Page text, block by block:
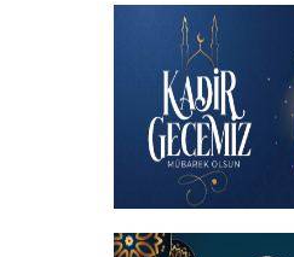
İftar programında
katılımıyla
+
Kadir Gecemiz